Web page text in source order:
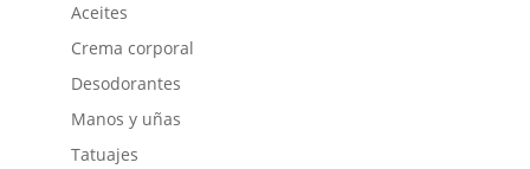
Aceites
Crema corporal
Desodorantes
Manos y uñas
Tatuajes